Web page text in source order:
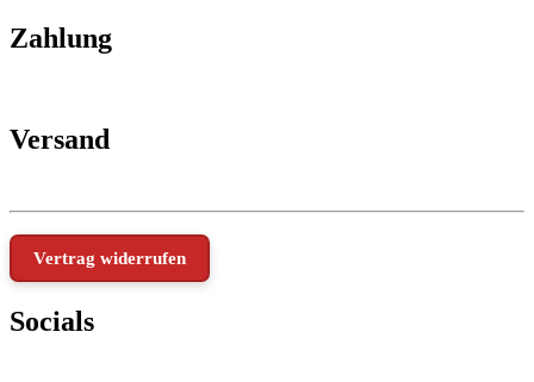
Zahlung
Versand
Vertrag widerrufen
Socials